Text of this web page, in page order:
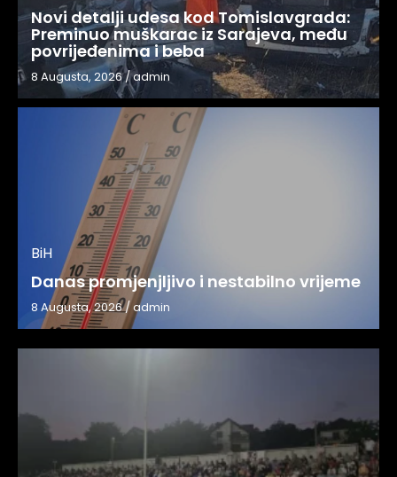
Novi detalji udesa kod Tomislavgrada:
Preminuo muškarac iz Sarajeva, među
povrijeđenima i beba
8 Augusta, 2026/admin
BiH
Danas promjenjljivo i nestabilno vrijeme
8 Augusta, 2026/admin